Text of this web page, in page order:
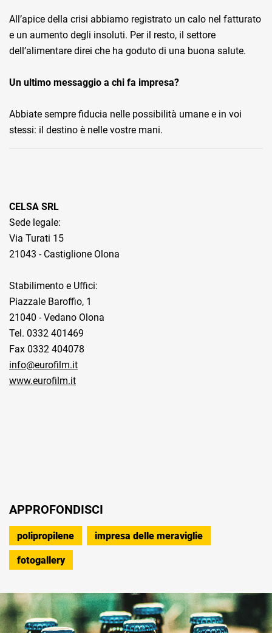
All’apice della crisi abbiamo registrato un calo nel fatturato
e un aumento degli insoluti. Per il resto, il settore
dell’alimentare direi che ha goduto di una buona salute.
Un ultimo messaggio a chi fa impresa?
Abbiate sempre fiducia nelle possibilità umane e in voi
stessi: il destino è nelle vostre mani.
CELSA SRL
Sede legale:
Via Turati 15
21043 - Castiglione Olona
Stabilimento e Uffici:
Piazzale Baroffio, 1
21040 - Vedano Olona
Tel. 0332 401469
Fax 0332 404078
info@eurofilm.it
www.eurofilm.it
APPROFONDISCI
polipropilene impresa delle meraviglie
fotogallery